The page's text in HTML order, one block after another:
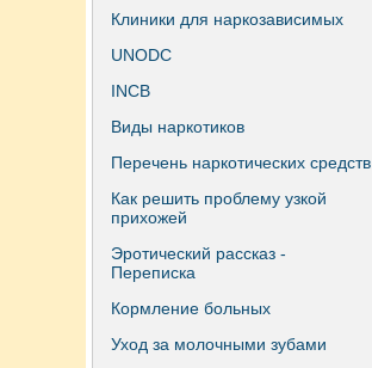
Клиники для наркозависимых
UNODC
INCB
Виды наркотиков
Перечень наркотических средств
Как решить проблему узкой
прихожей
Эротический рассказ -
Переписка
Кормление больных
Уход за молочными зубами